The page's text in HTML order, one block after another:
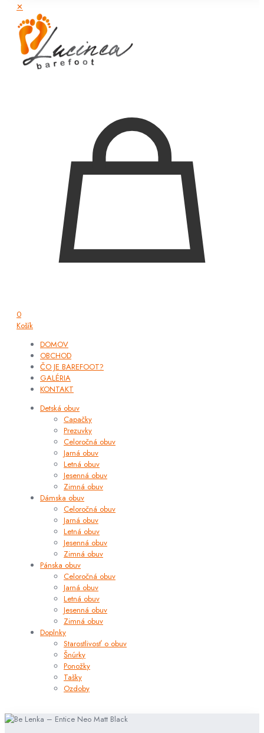
✕
0
Košík
DOMOV
OBCHOD
ČO JE BAREFOOT?
GALÉRIA
KONTAKT
Detská obuv
Capačky
Prezuvky
Celoročná obuv
Jarná obuv
Letná obuv
Jesenná obuv
Zimná obuv
Dámska obuv
Celoročná obuv
Jarná obuv
Letná obuv
Jesenná obuv
Zimná obuv
Pánska obuv
Celoročná obuv
Jarná obuv
Letná obuv
Jesenná obuv
Zimná obuv
Doplnky
Starostlivosť o obuv
Šnúrky
Ponožky
Tašky
Ozdoby